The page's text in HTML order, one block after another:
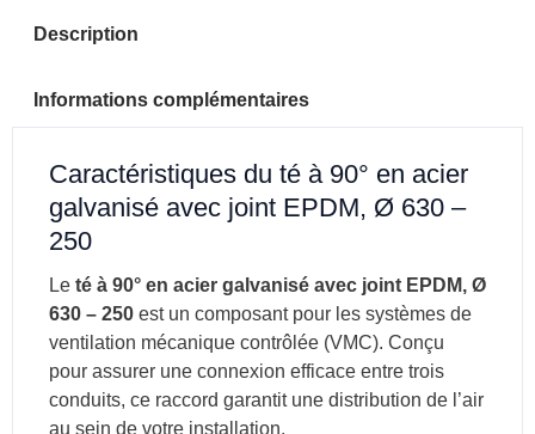
Description
Informations complémentaires
Caractéristiques du té à 90° en acier
galvanisé avec joint EPDM, Ø 630 –
250
Le té à 90° en acier galvanisé avec joint EPDM, Ø
630 – 250 est un composant pour les systèmes de
ventilation mécanique contrôlée (VMC). Conçu
pour assurer une connexion efficace entre trois
conduits, ce raccord garantit une distribution de l’air
au sein de votre installation.